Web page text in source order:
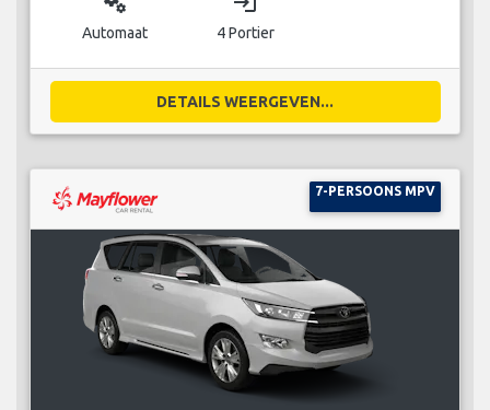
Automaat 4 Portier
DETAILS WEERGEVEN...
7-PERSOONS MPV